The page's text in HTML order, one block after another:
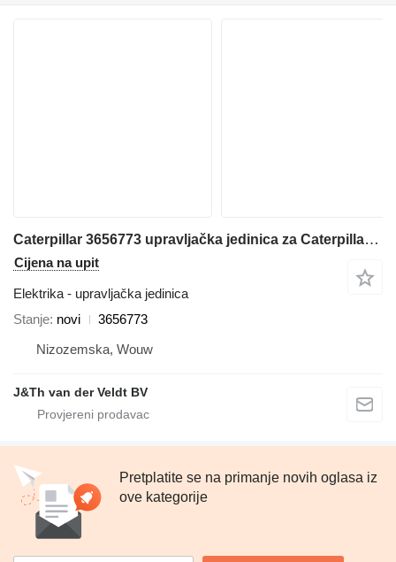
Caterpillar 3656773 upravljačka jedinica za Caterpillar 16 140 150 C13 C15 C27 C18 36K D6N D6T D8T SE60 C7.1 D6K2 C9.3 12M3 18M3 740C 725C 735C 525D 535D 545D 555D 930K 621K 623K 824K 924K 815K 825K 988K 972M 982M 926M 966M D9TY 6015B 730C2 725C2 140M3 160M3 AP500F AP600F AP555F AP665B 160D7E MD5075C MD5150C 12M3AWD AP-1000F AP-1055F 140M3AWD 160M3AWD 16M3D10T2 AP655FSE50 grejdera
Cijena na upit
Elektrika - upravljačka jedinica
Stanje novi
3656773
Nizozemska, Wouw
J&Th van der Veldt BV
Pretplatite se na primanje novih oglasa iz
ove kategorije